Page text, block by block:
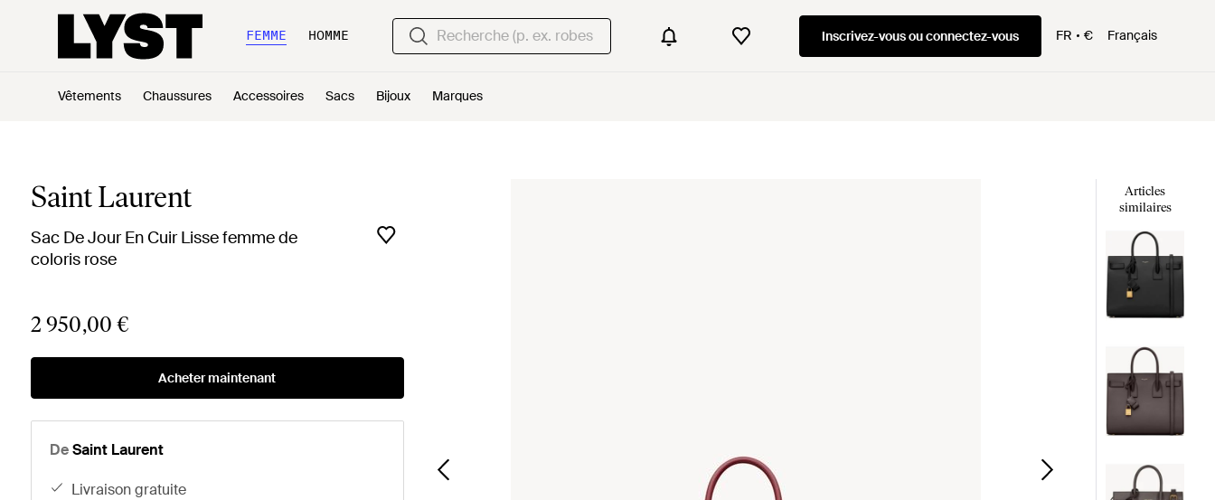
FEMME HOMME Inscrivez-vous ou connectez-vous FR € Français
Vêtements Chaussures Accessoires Sacs Bijoux Marques
Saint Laurent
Sac De Jour En Cuir Lisse femme de
coloris rose
2 950,00 €
Acheter maintenant
De Saint Laurent
livraison gratuite
Articles
similaires